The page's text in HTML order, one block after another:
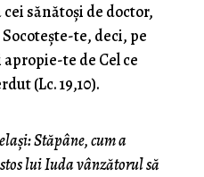
sănătoşi de doctor,
Socoteşte-te, deci, pe
te de Cel ce
(Lc. 19,10).
Stăpâne, cum a
lui Iuda vânzătorul să